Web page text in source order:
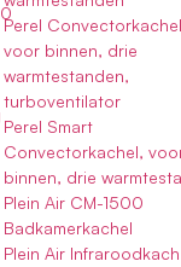
Perel
voor binnen, drie
warmtestanden,
turboventilator
Perel Smart
Convectorkachel,
binnen, drie
Plein Air CM-1500
Badkamerkachel
Plein Air